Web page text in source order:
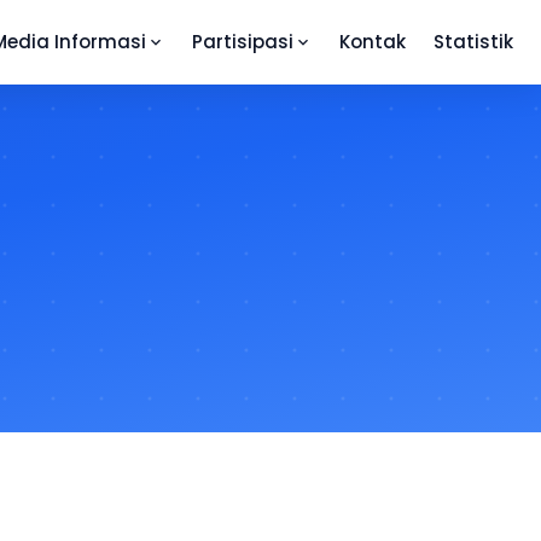
Informasi Partisipasi Kontak Statistik